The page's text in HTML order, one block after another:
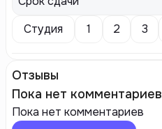
Студия
1 2 3
Отзывы
Пока нет комментариев
Пока нет комментариев